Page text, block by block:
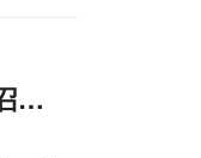
集肥大细胞，